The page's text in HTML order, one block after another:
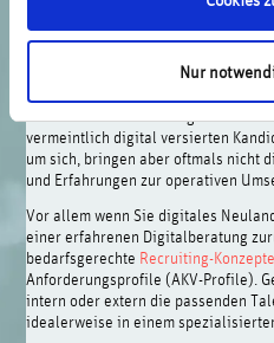
Nur
oftmals Opfer digitaler Blender.
vermeintlich digital versierten
um sich, bringen aber oftmals nicht
und Erfahrungen zur operativen
Vor allem wenn Sie digitales
einer erfahrenen Digitalberatung
bedarfsgerechte Recruiting-Konzepte
Anforderungsprofile (AKV-Profile).
intern oder extern die passenden
idealerweise in einem